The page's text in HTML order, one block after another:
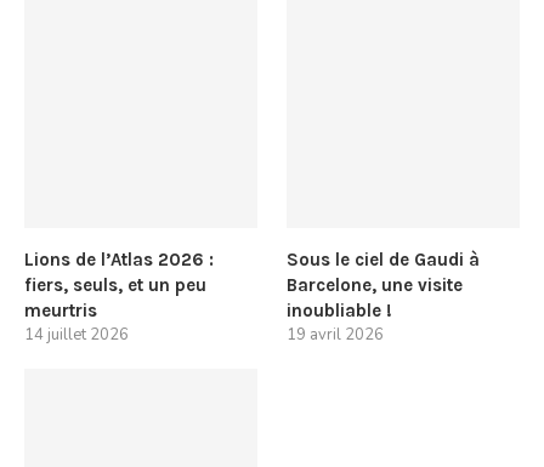
Lions de l’Atlas 2026 :
fiers, seuls, et un peu
meurtris
14 juillet 2026
Sous le ciel de Gaudi à
Barcelone, une visite
inoubliable !
19 avril 2026